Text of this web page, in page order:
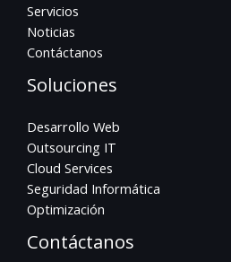
Servicios
Noticias
Contáctanos
Soluciones
Desarrollo Web
Outsourcing IT
Cloud Services
Seguridad Informática
Optimización
Contáctanos